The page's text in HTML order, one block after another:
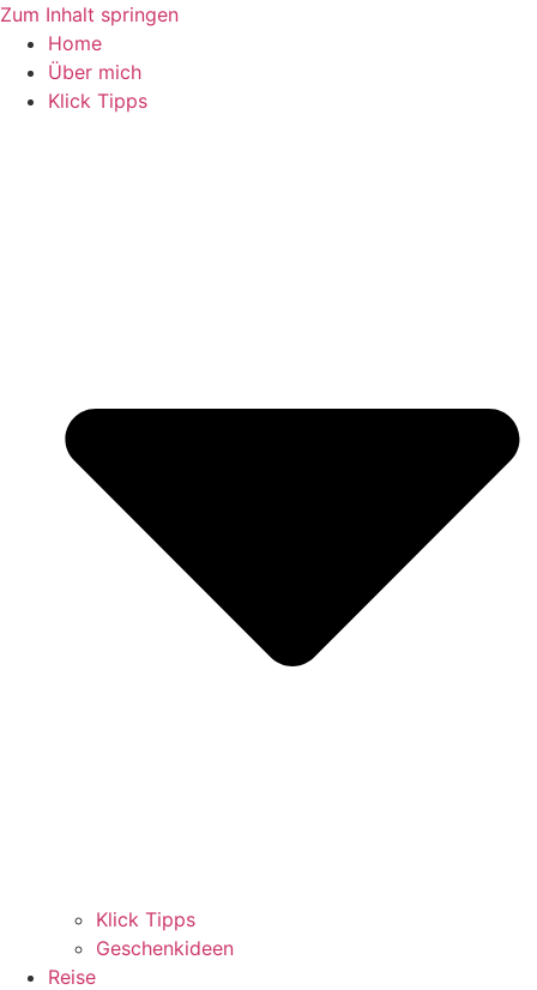
Zum Inhalt springen
Home
Über mich
Klick Tipps
Klick Tipps
Geschenkideen
Reise